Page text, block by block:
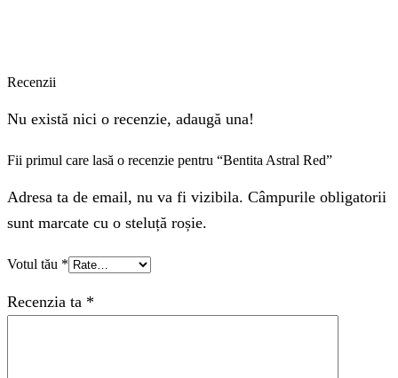
Recenzii
Nu există nici o recenzie, adaugă una!
Fii primul care lasă o recenzie pentru “Bentita Astral Red”
Adresa ta de email, nu va fi vizibila. Câmpurile obligatorii
sunt marcate cu o steluță roșie.
Votul tău *
Recenzia ta *